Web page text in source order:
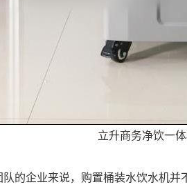
立升商务净饮一
的企业来说，购置桶装水饮水机